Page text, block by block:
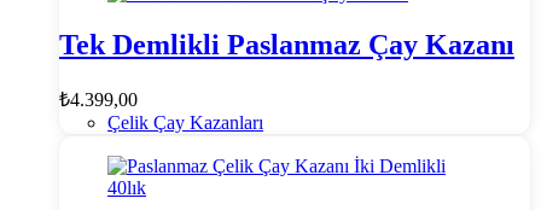
Tek Demlikli Paslanmaz Çay Kazanı
₺4.399,00
Çelik Çay Kazanları